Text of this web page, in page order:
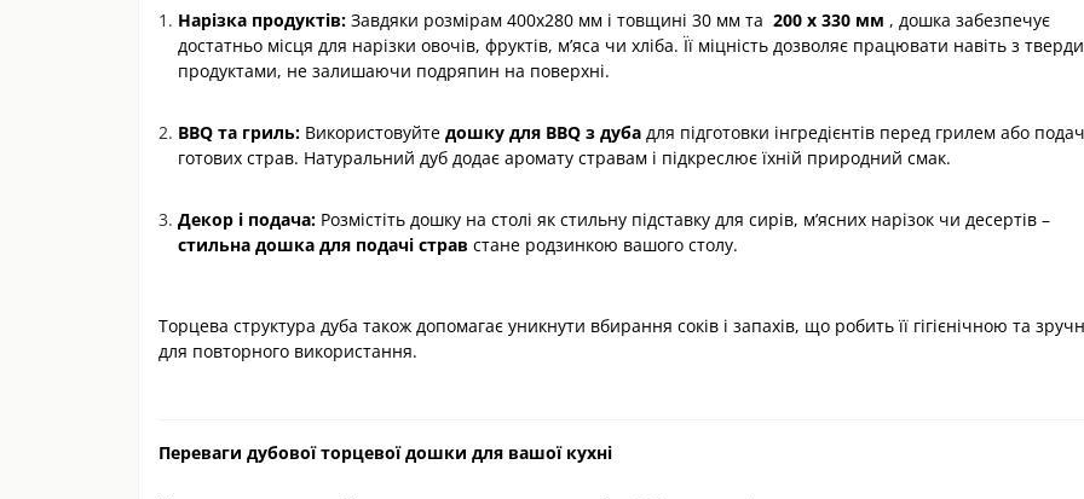
Нарізка продуктів: Завдяки розмірам 400х280 мм і товщині 30 мм та 200 х 330 мм , дошка забезпечує
достатньо місця для нарізки овочів, фруктів, м’яса чи хліба. Її міцність дозволяє працювати навіть з
продуктами, не залишаючи подряпин на поверхні.
BBQ та гриль: Використовуйте дошку для BBQ з дуба для підготовки інгредієнтів перед грилем або
готових страв. Натуральний дуб додає аромату стравам і підкреслює їхній природний смак.
Декор і подача: Розмістіть дошку на столі як стильну підставку для сирів, м’ясних нарізок чи десертів –
стильна дошка для подачі страв стане родзинкою вашого столу.
Торцева структура дуба також допомагає уникнути вбирання соків і запахів, що робить її гігієнічною та
для повторного використання.
Переваги дубової торцевої дошки для вашої кухні